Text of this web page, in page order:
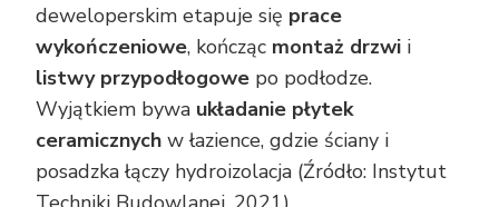
deweloperskim etapuje się prace
wykończeniowe, kończąc montaż drzwi i
listwy przypodłogowe po podłodze.
Wyjątkiem bywa układanie płytek
ceramicznych w łazience, gdzie ściany i
posadzka łączy hydroizolacja (Źródło: Instytut